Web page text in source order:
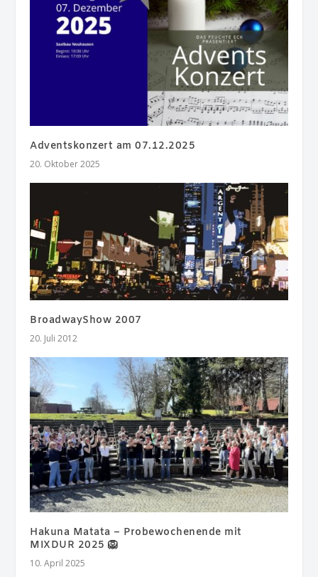
Adventskonzert am 07.12.2025
20. Oktober 2025
BroadwayShow 2007
20. Juli 2012
Hakuna Matata – Probewochenende mit
MIXDUR 2025 🦁
10. April 2025